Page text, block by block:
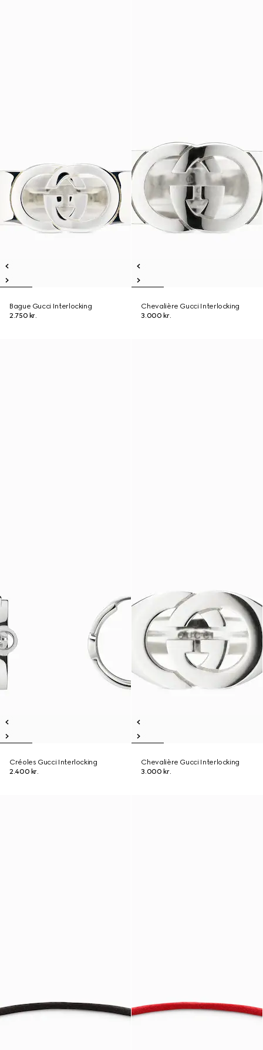
Bague Gucci Interlocking
2.750 kr.
Chevalière Gucci Interlocking
3.000 kr.
Créoles Gucci Interlocking
2.400 kr.
Chevalière Gucci Interlocking
3.000 kr.